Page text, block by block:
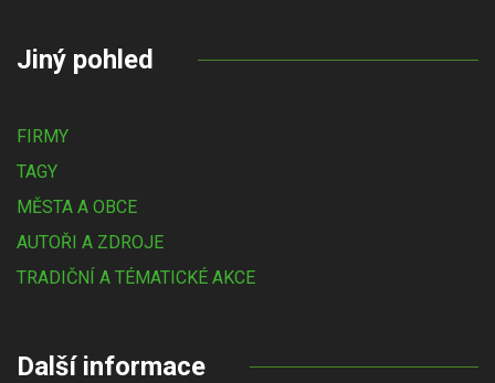
Jiný pohled
FIRMY
TAGY
MĚSTA A OBCE
AUTOŘI A ZDROJE
TRADIČNÍ A TÉMATICKÉ AKCE
Další informace